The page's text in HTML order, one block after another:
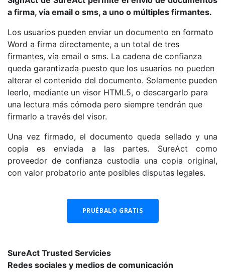
a firma, vía email o sms, a uno o múltiples firmantes.
Los usuarios pueden enviar un documento en formato
Word a firma directamente, a un total de tres
firmantes, vía email o sms. La cadena de confianza
queda garantizada puesto que los usuarios no pueden
alterar el contenido del documento. Solamente pueden
leerlo, mediante un visor HTML5, o descargarlo para
una lectura más cómoda pero siempre tendrán que
firmarlo a través del visor.
Una vez firmado, el documento queda sellado y una
copia es enviada a las partes. SureAct como
proveedor de confianza custodia una copia original,
con valor probatorio ante posibles disputas legales.
SureAct Trusted Servicies
Redes sociales y medios de comunicación